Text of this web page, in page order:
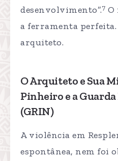
desenvolvimento”.7 O
a ferramenta perfeita.
arquiteto.
O Arquiteto e Sua
Pinheiro e a
(GRIN)
A violência em
espontânea, nem foi